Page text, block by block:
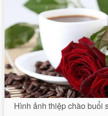
Hình ảnh thiệp chào buổi